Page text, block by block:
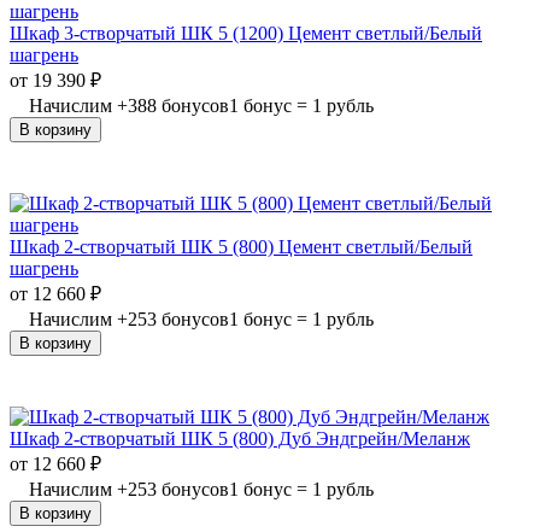
Шкаф 3-створчатый ШК 5 (1200) Цемент светлый/Белый
шагрень
от 19 390 ₽
Начислим +388 бонусов1 бонус = 1 рубль
В корзину
Шкаф 2-створчатый ШК 5 (800) Цемент светлый/Белый
шагрень
от 12 660 ₽
Начислим +253 бонусов1 бонус = 1 рубль
В корзину
Шкаф 2-створчатый ШК 5 (800) Дуб Эндгрейн/Меланж
от 12 660 ₽
Начислим +253 бонусов1 бонус = 1 рубль
В корзину